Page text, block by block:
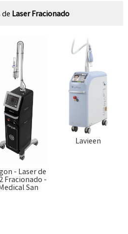
Laser Fracionado
- Laser de
Fracionado -
San
Lavieen